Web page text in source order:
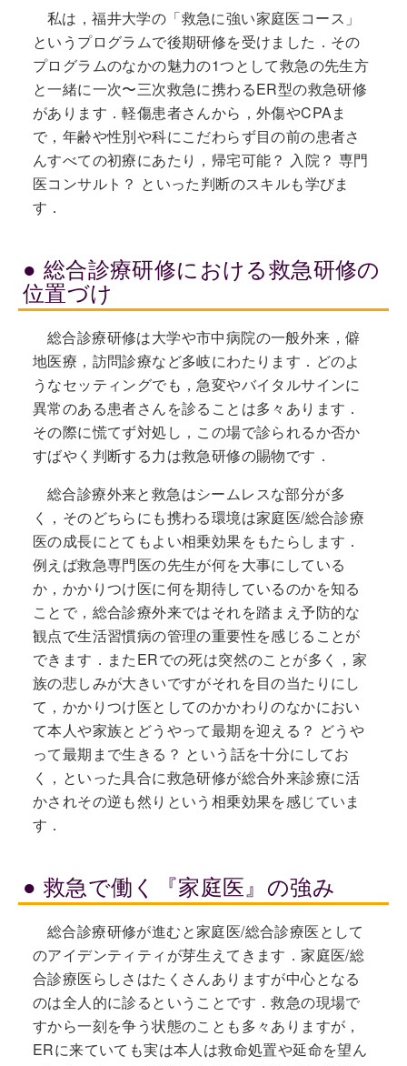
私は，福井大学の「救急に強い家庭医コース」
というプログラムで後期研修を受けました．その
プログラムのなかの魅力の1つとして救急の先生方
と一緒に一次〜三次救急に携わるER型の救急研修
があります．軽傷患者さんから，外傷やCPAま
で，年齢や性別や科にこだわらず目の前の患者さ
んすべての初療にあたり，帰宅可能？ 入院？ 専門
医コンサルト？ といった判断のスキルも学びま
す．
総合診療研修における救急研修の
位置づけ
総合診療研修は大学や市中病院の一般外来，僻
地医療，訪問診療など多岐にわたります．どのよ
うなセッティングでも，急変やバイタルサインに
異常のある患者さんを診ることは多々あります．
その際に慌てず対処し，この場で診られるか否か
すばやく判断する力は救急研修の賜物です．
総合診療外来と救急はシームレスな部分が多
く，そのどちらにも携わる環境は家庭医/総合診療
医の成長にとてもよい相乗効果をもたらします．
例えば救急専門医の先生が何を大事にしている
か，かかりつけ医に何を期待しているのかを知る
ことで，総合診療外来ではそれを踏まえ予防的な
観点で生活習慣病の管理の重要性を感じることが
できます．またERでの死は突然のことが多く，家
族の悲しみが大きいですがそれを目の当たりにし
て，かかりつけ医としてのかかわりのなかにおい
て本人や家族とどうやって最期を迎える？ どうや
って最期まで生きる？ という話を十分にしてお
く，といった具合に救急研修が総合外来診療に活
かされその逆も然りという相乗効果を感じていま
す．
救急で働く『家庭医』の強み
総合診療研修が進むと家庭医/総合診療医として
のアイデンティティが芽生えてきます．家庭医/総
合診療医らしさはたくさんありますが中心となる
のは全人的に診るということです．救急の現場で
すから一刻を争う状態のことも多々ありますが，
ERに来ていても実は本人は救命処置や延命を望ん